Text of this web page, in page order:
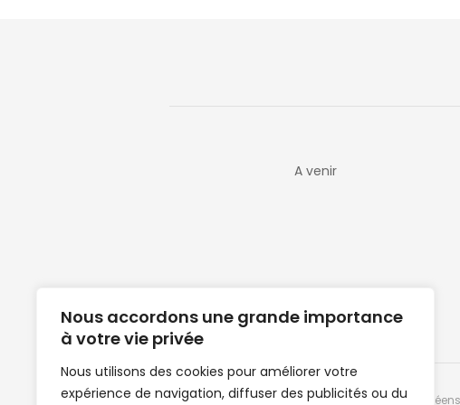
Nous accordons une grande importance
à votre vie privée
Nous utilisons des cookies pour améliorer votre
expérience de navigation, diffuser des publicités ou du
A venir
Clubs de football en Guinée | Footballeurs